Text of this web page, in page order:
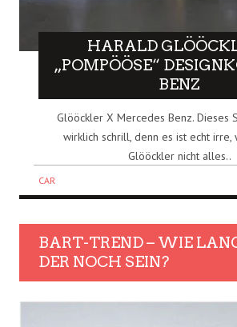
HARALD
„POMPÖÖSE“
BENZ
Glööckler X Mercedes Benz. Dieses
wirklich schrill, denn es ist echt irre,
Glööckler nicht alles..
CAR
BART-TREND – WIE
DER NOCH SEIN?